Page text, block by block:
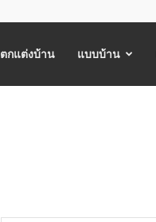
ตกแต่งบ้าน แบบบ้าน